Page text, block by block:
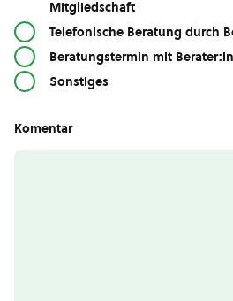
Mitgliedschaft
Telefonische Beratung durch
Beratungstermin mit
Sonstiges
Komentar